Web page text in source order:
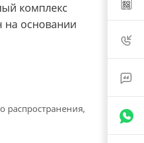
комплекс
на основании
распространения,